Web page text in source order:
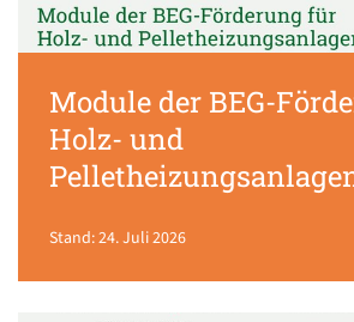
Module der BEG-
Holz- und
Stand: 24. Juli 2026